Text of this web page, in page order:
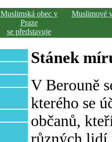
Muslimská obec v
Praze
se představuje
Muslimové
Stánek
V Berouně
kterého se
občanů,